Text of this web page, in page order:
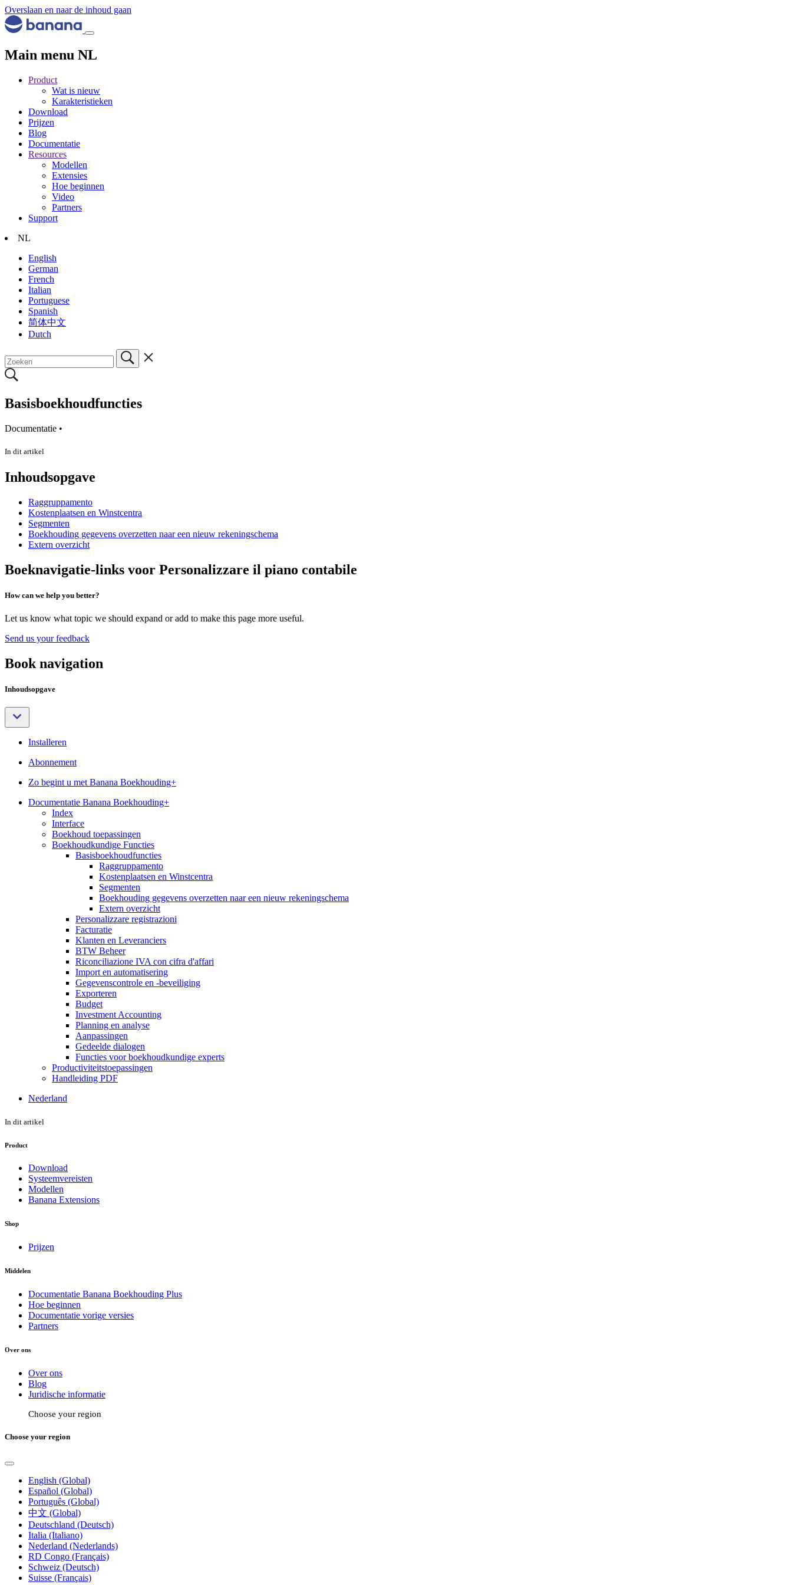
Overslaan en naar de inhoud gaan
Main menu NL
Product
Wat is nieuw
Karakteristieken
Download
Prijzen
Blog
Documentatie
Resources
Modellen
Extensies
Hoe beginnen
Video
Partners
Support
NL
English
German
French
Italian
Portuguese
Spanish
简体中文
Dutch
Basisboekhoudfuncties
Documentatie •
In dit artikel
Inhoudsopgave
Raggruppamento
Kostenplaatsen en Winstcentra
Segmenten
Boekhouding gegevens overzetten naar een nieuw rekeningschema
Extern overzicht
Boeknavigatie-links voor Personalizzare il piano contabile
How can we help you better?
Let us know what topic we should expand or add to make this page more useful.
Send us your feedback
Book navigation
Inhoudsopgave
Installeren
Abonnement
Zo begint u met Banana Boekhouding+
Documentatie Banana Boekhouding+
Index
Interface
Boekhoud toepassingen
Boekhoudkundige Functies
Basisboekhoudfuncties
Raggruppamento
Kostenplaatsen en Winstcentra
Segmenten
Boekhouding gegevens overzetten naar een nieuw rekeningschema
Extern overzicht
Personalizzare registrazioni
Facturatie
Klanten en Leveranciers
BTW Beheer
Riconciliazione IVA con cifra d'affari
Import en automatisering
Gegevenscontrole en -beveiliging
Exporteren
Budget
Investment Accounting
Planning en analyse
Aanpassingen
Gedeelde dialogen
Functies voor boekhoudkundige experts
Productiviteitstoepassingen
Handleiding PDF
Nederland
In dit artikel
Product
Download
Systeemvereisten
Modellen
Banana Extensions
Shop
Prijzen
Middelen
Documentatie Banana Boekhouding Plus
Hoe beginnen
Documentatie vorige versies
Partners
Over ons
Over ons
Blog
Juridische informatie
Choose your region
Choose your region
English (Global)
Español (Global)
Português (Global)
中文 (Global)
Deutschland (Deutsch)
Italia (Italiano)
Nederland (Nederlands)
RD Congo (Français)
Schweiz (Deutsch)
Suisse (Français)